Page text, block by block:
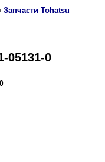
Запчасти Tohatsu
05131-0